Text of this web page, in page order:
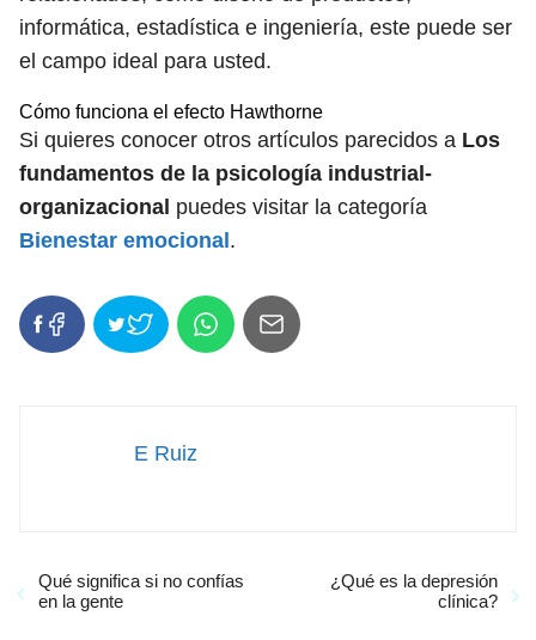
informática, estadística e ingeniería, este puede ser
el campo ideal para usted.
Cómo funciona el efecto Hawthorne
Si quieres conocer otros artículos parecidos a Los
fundamentos de la psicología industrial-
organizacional puedes visitar la categoría
Bienestar emocional .
E Ruiz
Qué significa si no confías
en la gente
¿Qué es la depresión
clínica?